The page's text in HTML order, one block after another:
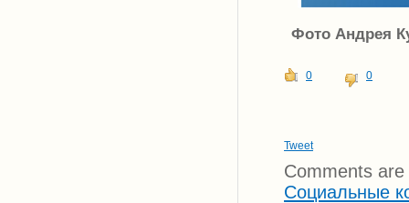
Фото Андрея
0 0
Tweet
Comments are
Социальные